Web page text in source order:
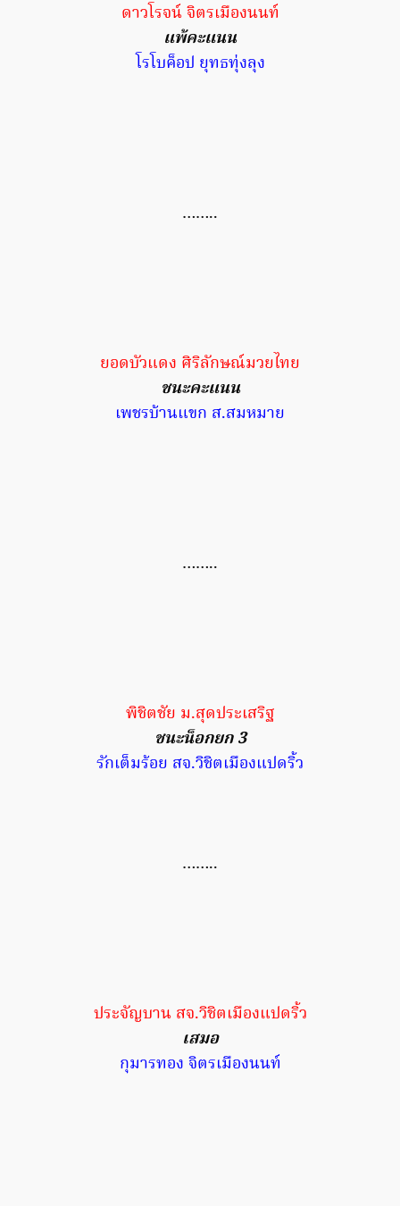
ดาวโรจน์ จิตรเมืองนนท์
แพ้คะแนน
โรโบค็อป ยุทธทุ่งลุง
……..
ยอดบัวแดง ศิริลักษณ์มวยไทย
ชนะคะแนน
เพชรบ้านแขก ส.สมหมาย
……..
พิชิตชัย ม.สุดประเสริฐ
ชนะน็อกยก 3
รักเต็มร้อย สจ.วิชิตเมืองแปดริ้ว
……..
ประจัญบาน สจ.วิชิตเมืองแปดริ้ว
เสมอ
กุมารทอง จิตรเมืองนนท์